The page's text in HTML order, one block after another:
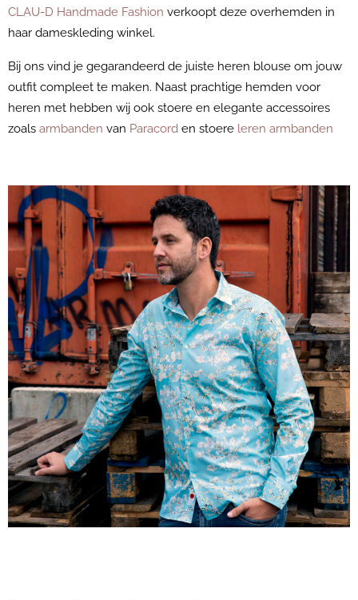
CLAU-D Handmade Fashion verkoopt deze overhemden in
haar dameskleding winkel.
Bij ons vind je gegarandeerd de juiste heren blouse om jouw
outfit compleet te maken. Naast prachtige hemden voor
heren met hebben wij ook stoere en elegante accessoires
zoals armbanden van Paracord en stoere leren armbanden